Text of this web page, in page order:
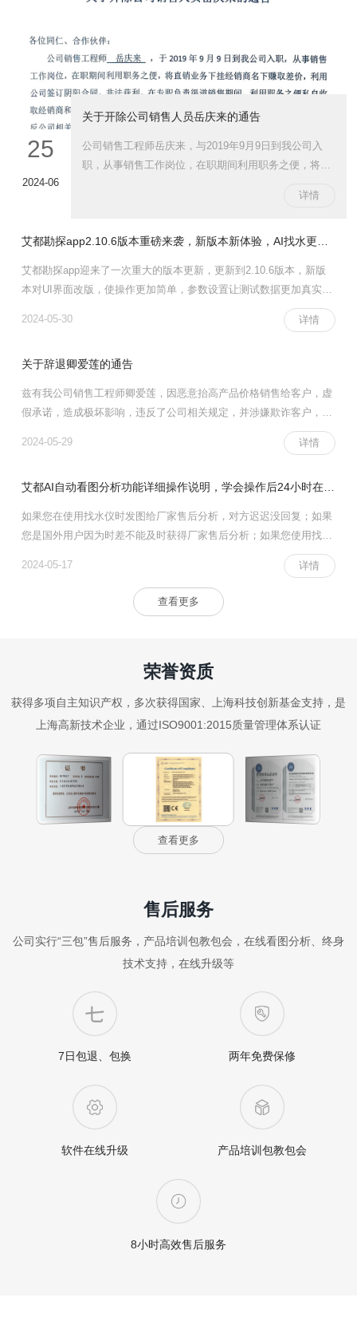
25
2024-06
关于开除公司销售人员岳庆来的通告
公司销售工程师岳庆来，与2019年9月9日到我公司入
职，从事销售工作岗位，在职期间利用职务之便，将销
同，非法获利，情节恶劣，不仅严重违反公司相关规章
司按照《员工手册》相关条款开除岳庆来，解除一切劳
详情
艾都勘探app2.10.6版本重磅来袭，新版本新体验，AI找水更精确
艾都勘探app迎来了一次重大的版本更新，更新到2.10.6版本，新版
本对UI界面改版，使操作更加简单，参数设置让测试数据更加真实精
2024-05-30
详情
关于辞退卿爱莲的通告
兹有我公司销售工程师卿爱莲，因恶意抬高产品价格销售给客户，虚
假承诺，造成极坏影响，违反了公司相关规定，并涉嫌欺诈客户，公
司于2023年5月29日给予辞退，并解除一切劳动关系，自后其行为与
2024-05-29 详情
艾都AI自动看图分析功能详细操作说明，学会操作后24小时在线分析看图
如果您在使用找水仪时发图给厂家售后分析，对方迟迟没回复；如果
您是国外用户因为时差不能及时获得厂家售后分析；如果您使用找水
仪准确定位打井后完全相符或部分相符，没有做好完整记录，以便于
积累成功经验等等情况。这个艾都AI分析就太适合您了！！
2024-05-17 详情
查看更多
荣誉资质
获得多项自主知识产权，多次获得国家、上海科技创新基金支持，是
上海高新技术企业，通过ISO9001:2015质量管理体系认证
查看更多
售后服务
公司实行“三包”售后服务，产品培训包教包会，在线看图分析、终身
技术支持，在线升级等
7日包退、包换 两年免费保修
软件在线升级 产品培训包教包会
8小时高效售后服务